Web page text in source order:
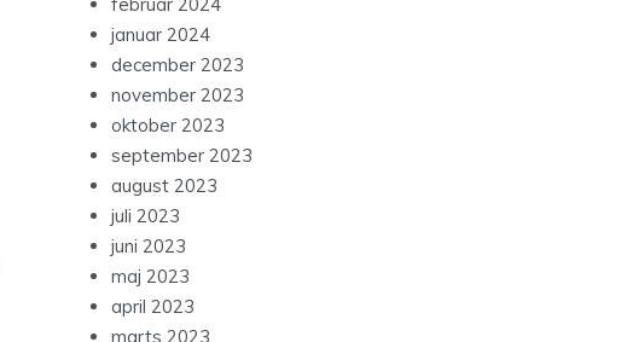
januar 2024
december 2023
november 2023
oktober 2023
september 2023
august 2023
juli 2023
juni 2023
maj 2023
april 2023
marts 2023